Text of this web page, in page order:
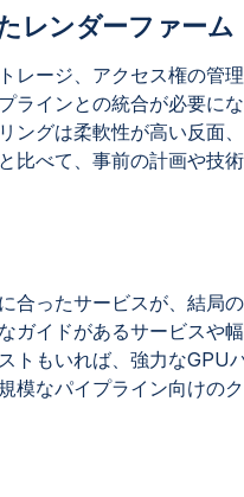
レンダーファーム
レージ、アクセス権の管
ラインとの統合が必要に
ングは柔軟性が高い反面
比べて、事前の計画や技
合ったサービスが、結局
ガイドがあるサービスや
トもいれば、強力なGPU
模なパイプライン向けの